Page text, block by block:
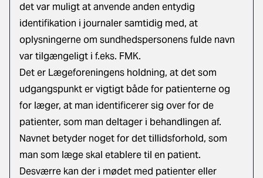
det var muligt at anvende anden entydig
identifikation i journaler samtidig med, at
oplysningerne om sundhedspersonens fulde navn
var tilgængeligt i f.eks. FMK.
Det er Lægeforeningens holdning, at det som
udgangspunkt er vigtigt både for patienterne og
for læger, at man identificerer sig over for de
patienter, som man deltager i behandlingen af.
Navnet betyder noget for det tillidsforhold, som
man som læge skal etablere til en patient.
Desværre kan der i mødet med patienter eller